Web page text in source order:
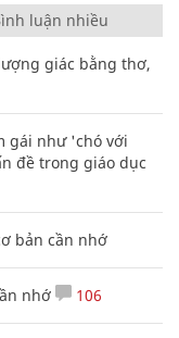
luận nhiều
giác bằng thơ,
gái như 'chó với
đề trong giáo dục
bản cần nhớ
nhớ 106